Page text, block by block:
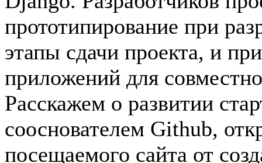
прототипирование при
этапы сдачи проекта, и
приложений для
Расскажем о развитии
сооснователем Github,
посещаемого сайта от